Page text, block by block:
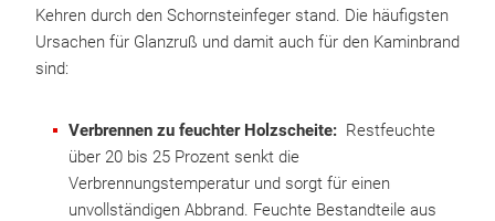
Kehren durch den Schornsteinfeger stand. Die häufigsten
Ursachen für Glanzruß und damit auch für den Kaminbrand
sind:
Verbrennen zu feuchter Holzscheite: Restfeuchte
über 20 bis 25 Prozent senkt die
Verbrennungstemperatur und sorgt für einen
unvollständigen Abbrand. Feuchte Bestandteile aus